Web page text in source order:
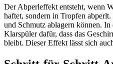
Der Abperleffekt entsteht, wenn
haftet, sondern in Tropfen
und Schmutz ablagern können. In
Klarspüler dafür, dass das
bleibt. Dieser Effekt lässt sich